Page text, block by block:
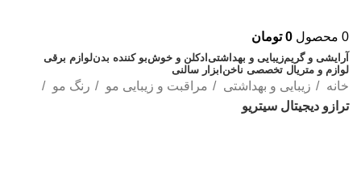
0 محصول 0 تومان
آرایشی و گریمزیبایی و بهداشتی ادکلن و خوش‌بو کننده بدنلوازم برقی
لوازم و متریال تخصصی ناخن ابزار سالنی
خانه زیبایی و بهداشتی مراقبت و زیبایی مو
رنگ مو
ترازو دیجیتال سیتریو